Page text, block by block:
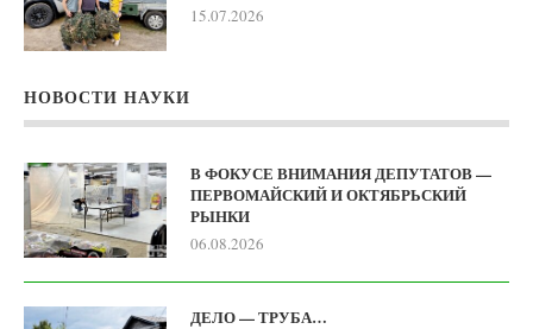
15.07.2026
НОВОСТИ НАУКИ
В ФОКУСЕ ВНИМАНИЯ ДЕПУТАТОВ —
ПЕРВОМАЙСКИЙ И ОКТЯБРЬСКИЙ
РЫНКИ
06.08.2026
ДЕЛО — ТРУБА…